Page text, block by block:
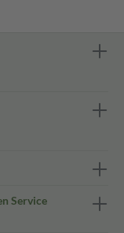
Service